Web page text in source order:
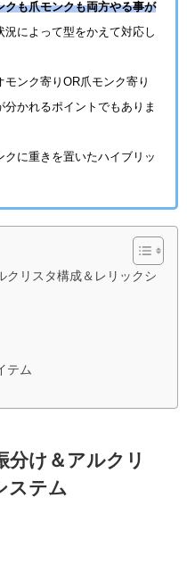
も爪モンクも両方やる事が
によって型をかえて対応し
ンク寄りOR爪モンク寄り
かれるポイントでもありま
に重きを置いたハイブリッ
クリスタ構成＆レリックシ
テム
分け＆アルクリ
ステム